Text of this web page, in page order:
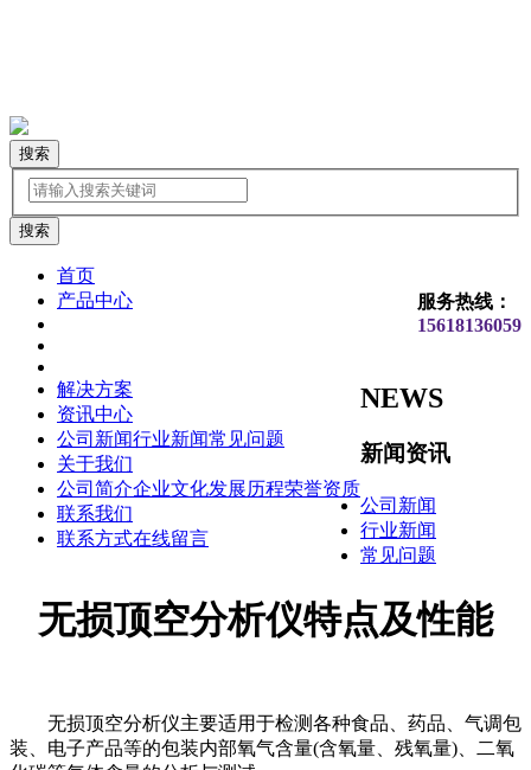
搜索
服务热线：
15618136059
首页
产品中心
解决方案
资讯中心
公司新闻行业新闻常见问题
关于我们
公司简介企业文化发展历程荣誉资质
联系我们
联系方式在线留言
NEWS
新闻资讯
公司新闻
行业新闻
常见问题
无损顶空分析仪特点及性能
无损顶空分析仪主要适用于检测各种食品、药品、气调包
装、电子产品等的包装内部氧气含量(含氧量、残氧量)、二氧